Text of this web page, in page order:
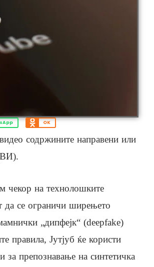
OK
содржините направени или
чекор на технолошките
да се ограничи ширењето
„дипфејк“ (deepfake)
правила, Јутјуб ќе користи
за препознавање на синтетичка